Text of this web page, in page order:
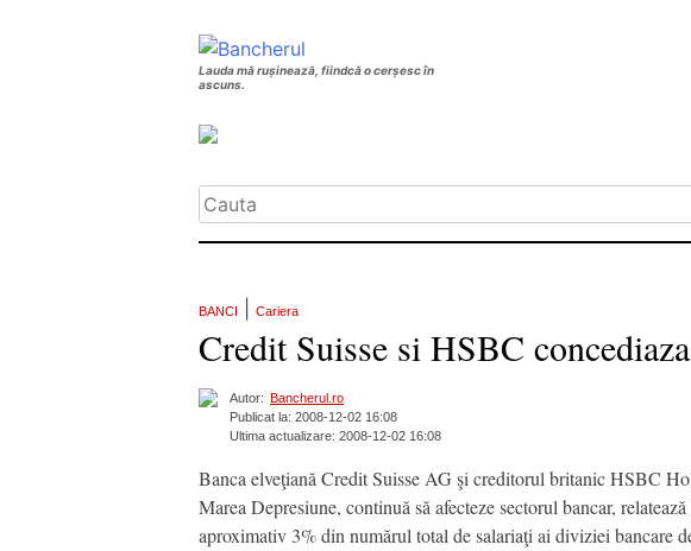
Lauda mă rușinează, fiindcă o cerșesc în
ascuns.
BANCI Cariera
Credit Suisse si HSBC
Autor: Bancherul.ro
Publicat la: 2008-12-02 16:08
Ultima actualizare: 2008-12-02 16:08
Banca elveţiană Credit Suisse AG şi creditorul britanic HSBC
Marea Depresiune, continuă să afecteze sectorul bancar,
aproximativ 3% din numărul total de salariaţi ai diviziei bancare